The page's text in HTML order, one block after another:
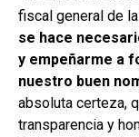
fiscal general de
se hace
y empeñarme a
nuestro buen
absoluta certeza,
transparencia y